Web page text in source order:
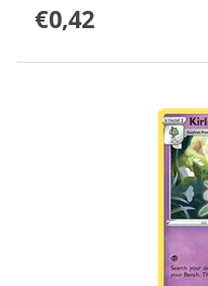
€0,42